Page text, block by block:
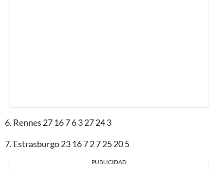
6. Rennes 27 16 7 6 3 27 24 3
7. Estrasburgo 23 16 7 2 7 25 20 5
PUBLICIDAD